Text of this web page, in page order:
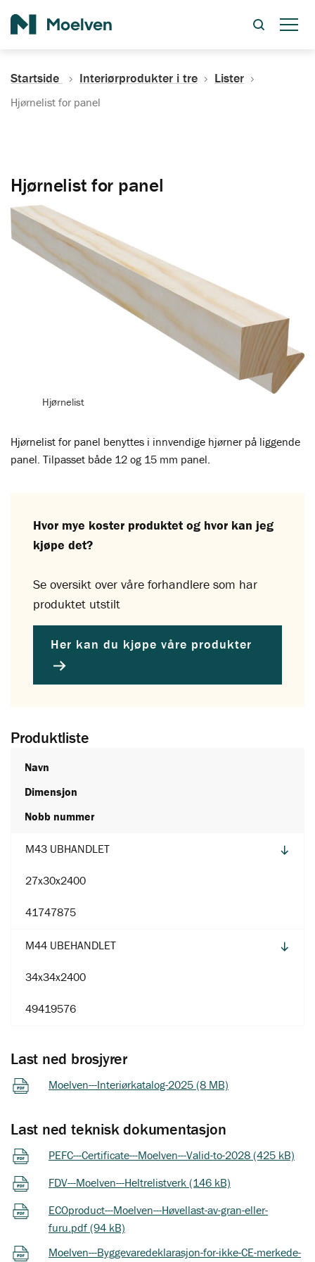
Startside Interiørprodukter i tre Lister
Hjørnelist for panel
Hjørnelist for panel benyttes i innvendige hjørner på liggende
panel. Tilpasset både 12 og 15 mm panel.
Hvor mye koster produktet og hvor kan jeg
kjøpe det?
Se oversikt over våre forhandlere som har
produktet utstilt
Her kan du kjøpe våre produkter
Produktliste
Navn
Dimensjon
Nobb nummer
M43 UBHANDLET
27x30x2400
41747875
M44 UBEHANDLET
34x34x2400
49419576
Last ned brosjyrer
Moelven---Interiørkatalog-2025 (8 MB)
Last ned teknisk dokumentasjon
PEFC---Certificate---Moelven---Valid-to-2028 (425 kB)
FDV---Moelven---Heltrelistverk (146 kB)
ECOproduct---Moelven---Høvellast-av-gran-eller-
furu.pdf (94 kB)
Moelven---Byggevaredeklarasjon-for-ikke-CE-merkede-
Hjørnelist for panel
Hjørnelist